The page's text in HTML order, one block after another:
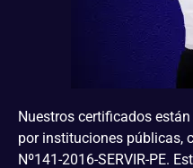
Nuestros certificados
por instituciones públicas,
Nº141-2016-SERVIR-PE.